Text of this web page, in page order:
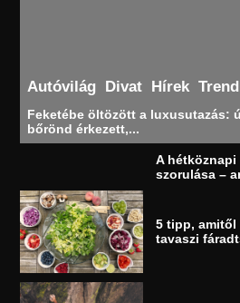
Autóvilág Divat Hírek Trend
Feketébe öltözött a luxusutazás:
bőrönd érkezett,...
A
szorulása –
5 tipp, amitől
tavaszi